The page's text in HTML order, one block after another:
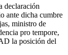
declaración
ante dicha cumbre
ministro de
pro tempore,
la posición del